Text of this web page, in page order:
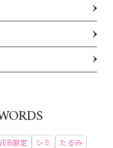
限定 シミ
たるみ